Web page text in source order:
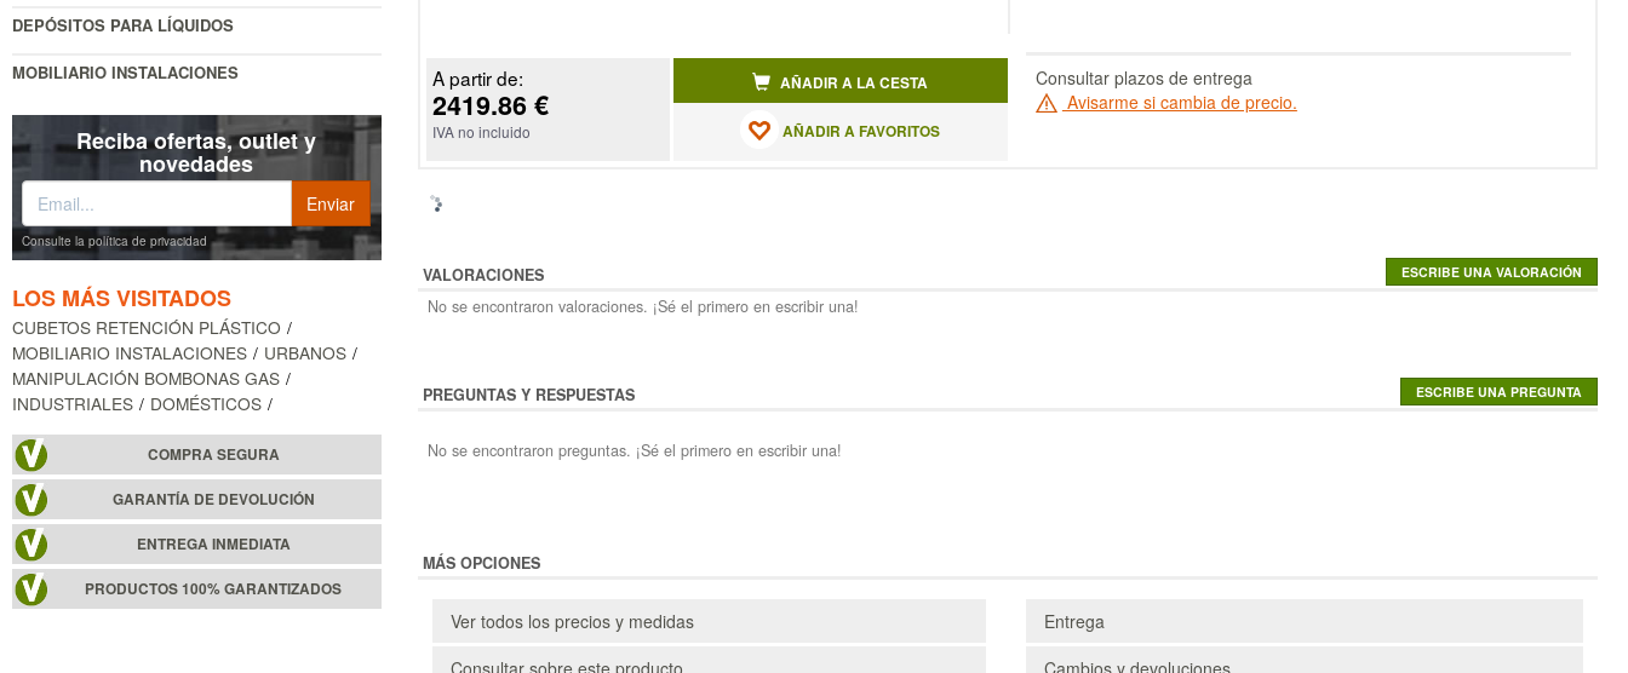
DEPÓSITOS PARA LÍQUIDOS
MOBILIARIO INSTALACIONES
Reciba ofertas, outlet y
novedades
Consulte la política de privacidad
LOS MÁS VISITADOS
CUBETOS RETENCIÓN PLÁSTICO
MOBILIARIO INSTALACIONES
URBANOS
MANIPULACIÓN BOMBONAS GAS
INDUSTRIALES
DOMÉSTICOS
COMPRA SEGURA
GARANTÍA DE DEVOLUCIÓN
ENTREGA INMEDIATA
PRODUCTOS 100% GARANTIZADOS
A partir de:
2419.86 €
IVA no incluido
AÑADIR A LA CESTA
AÑADIR A FAVORITOS
Consultar plazos de entrega
Avisarme si cambia de precio.
VALORACIONES
No se encontraron valoraciones. ¡Sé el primero en escribir una!
PREGUNTAS Y RESPUESTAS
No se encontraron preguntas. ¡Sé el primero en escribir una!
MÁS OPCIONES
Ver todos los precios y medidas
Consultar sobre este producto
Entrega
Cambios y devoluciones